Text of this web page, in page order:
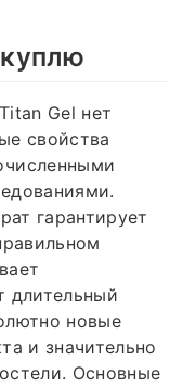
Gel нет
свойства
гарантирует
длительный
новые
и значительно
Основные